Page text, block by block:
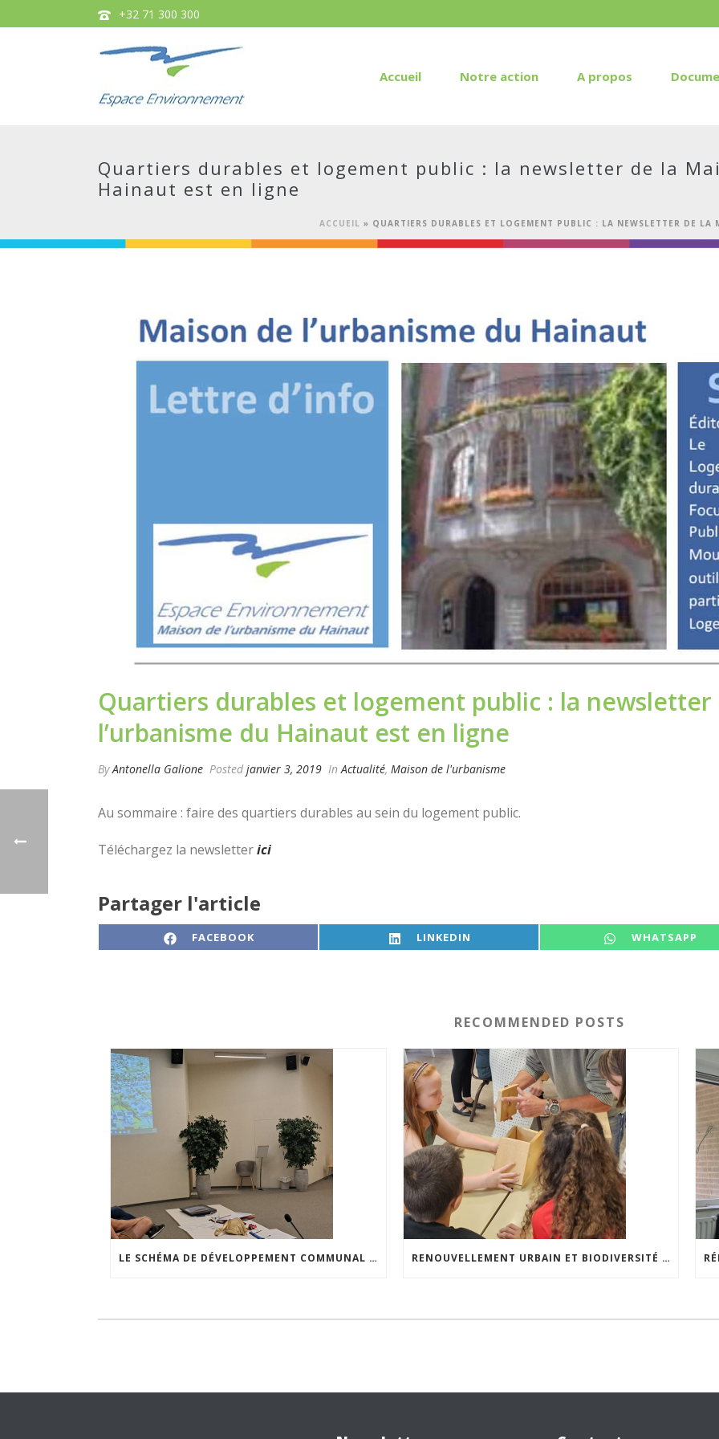
+32 71 300 300
Accueil Notre action A propos
Quartiers durables et logement public : la newsletter de la
Hainaut est en ligne
ACCUEIL » QUARTIERS DURABLES ET LOGEMENT PUBLIC : LA NEWSLETTER DE
Quartiers durables et logement public : la newsletter
l’urbanisme du Hainaut est en ligne
ByAntonella Galione Posted janvier 3, 2019 InActualité, Maison de l'urbanisme
Au sommaire : faire des quartiers durables au sein du logement public.
Téléchargez la newsletterici
Partager l'article
SHARE ON
FACEBOOK SHARE ON
LINKEDIN SHARE ON
WHATSAPP
RECOMMENDED POSTS
LE SCHÉMA DE DÉVELOPPEMENT COMMUNAL S’INVITE DANS LES CCATM DU HAINAUT RENOUVELLEMENT URBAIN ET BIODIVERSITÉ : LES ÉLÈVES S’IMPLIQUENT CONCRÈTEMENT